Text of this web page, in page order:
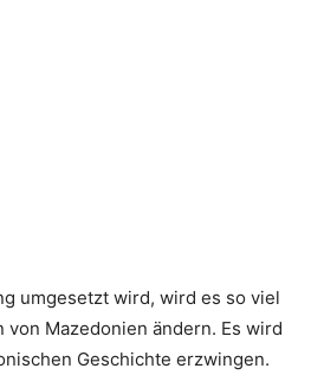
umgesetzt wird, wird es so viel
von Mazedonien ändern. Es wird
Geschichte erzwingen.